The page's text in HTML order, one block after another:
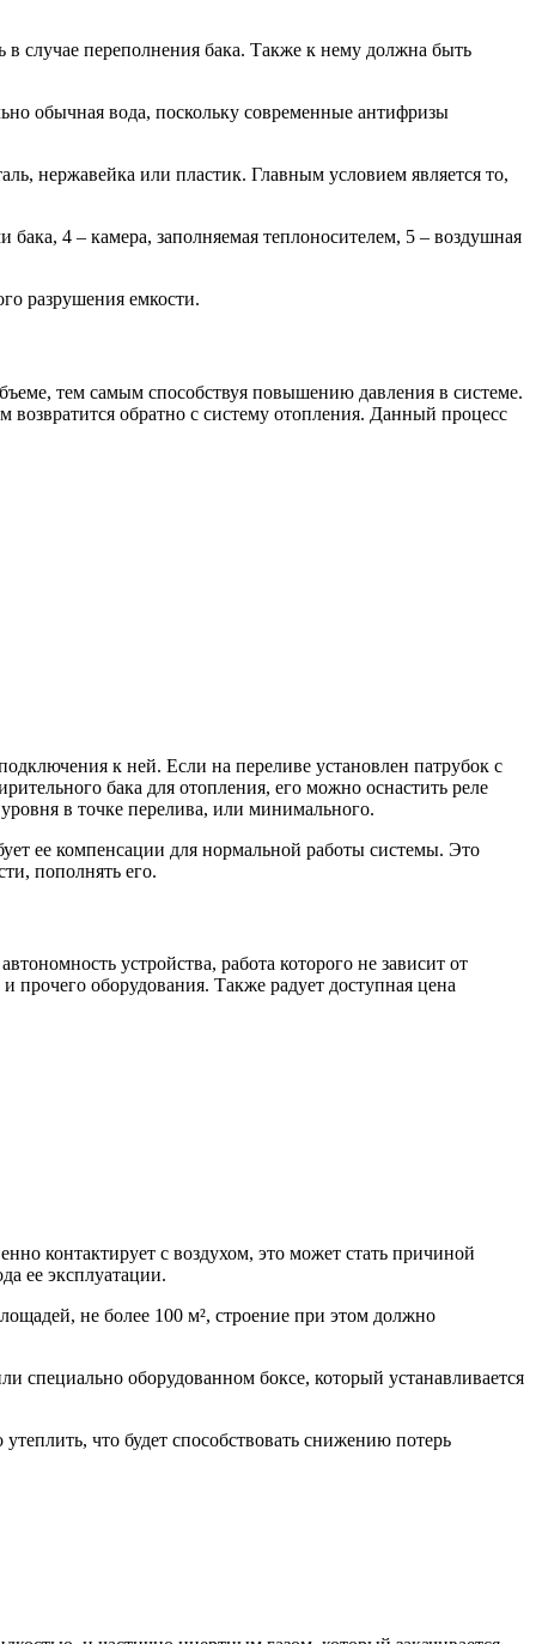
случае переполнения бака. Также к нему должна быть
обычная вода, поскольку современные антифризы
нержавейка или пластик. Главным условием является то,
4 – камера, заполняемая теплоносителем, 5 – воздушная
разрушения емкости.
тем самым способствуя повышению давления в системе.
обратно с систему отопления. Данный процесс
к ней. Если на переливе установлен патрубок с
бака для отопления, его можно оснастить реле
в точке перелива, или минимального.
ее компенсации для нормальной работы системы. Это
пополнять его.
устройства, работа которого не зависит от
прочего оборудования. Также радует доступная цена
контактирует с воздухом, это может стать причиной
ее эксплуатации.
не более 100 м², строение при этом должно
специально оборудованном боксе, который устанавливается
что будет способствовать снижению потерь